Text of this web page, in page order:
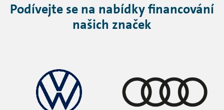
Podívejte se na nabídky financování
našich značek